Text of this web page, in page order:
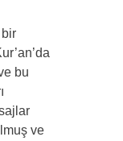
bir
bu
ve